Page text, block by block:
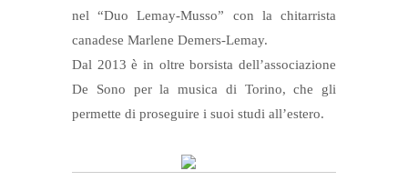
nel “Duo Lemay-Musso” con la chitarrista
canadese Marlene Demers-Lemay.
Dal 2013 è in oltre borsista dell’associazione
De Sono per la musica di Torino, che gli
permette di proseguire i suoi studi all’estero.